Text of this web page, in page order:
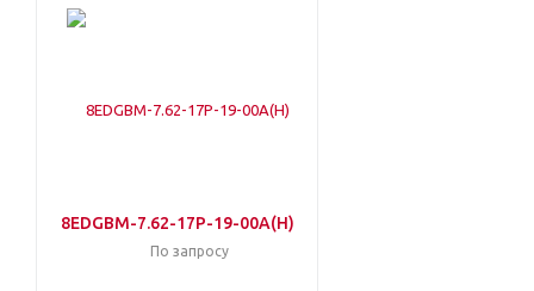
8EDGBM-7.62-17P-19-00A(H)
По запросу